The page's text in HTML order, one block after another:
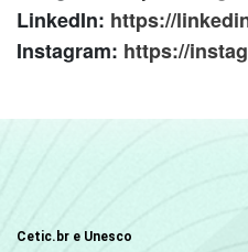
LinkedIn: https://
Instagram: https://
Cetic.br e Unesco